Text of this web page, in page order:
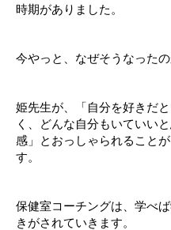
時期がありました。
今やっと、なぜそうなった
姫先生が、「自分を好きだ
く、どんな自分もいていい
感」とおっしゃられること
す。
保健室コーチングは、学べ
きがされていきます。